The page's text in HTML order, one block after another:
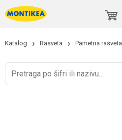
Katalog Rasveta Pametna rasveta
Поиск